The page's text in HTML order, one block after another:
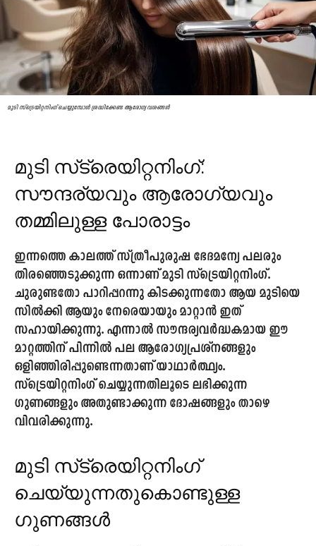
മുടി സ്‌ട്രെയിറ്റനിംഗ് ചെയ്യുമ്പോൾ ശ്രദ്ധിക്കേണ്ട ആരോഗ്യ വശങ്ങൾ
മുടി സ്‌ട്രെയിറ്റനിംഗ്:
സൗന്ദര്യവും ആരോഗ്യവും
തമ്മിലുള്ള പോരാട്ടം
ഇന്നത്തെ കാലത്ത് സ്ത്രീപുരുഷ ഭേദമന്യേ പലരും
തിരഞ്ഞെടുക്കുന്ന ഒന്നാണ് മുടി സ്‌ട്രെയിറ്റനിംഗ്.
ചുരുണ്ടതോ പാറിപ്പറന്നു കിടക്കുന്നതോ ആയ മുടിയെ
സിൽക്കി ആയും നേരെയായും മാറ്റാൻ ഇത്
സഹായിക്കുന്നു. എന്നാൽ സൗന്ദര്യവർദ്ധകമായ ഈ
മാറ്റത്തിന് പിന്നിൽ പല ആരോഗ്യപ്രശ്നങ്ങളും
ഒളിഞ്ഞിരിപ്പുണ്ടെന്നതാണ് യാഥാർത്ഥ്യം.
സ്‌ട്രെയിറ്റനിംഗ് ചെയ്യുന്നതിലൂടെ ലഭിക്കുന്ന
ഗുണങ്ങളും അതുണ്ടാക്കുന്ന ദോഷങ്ങളും താഴെ
വിവരിക്കുന്നു.
മുടി സ്‌ട്രെയിറ്റനിംഗ്
ചെയ്യുന്നതുകൊണ്ടുള്ള
ഗുണങ്ങൾ